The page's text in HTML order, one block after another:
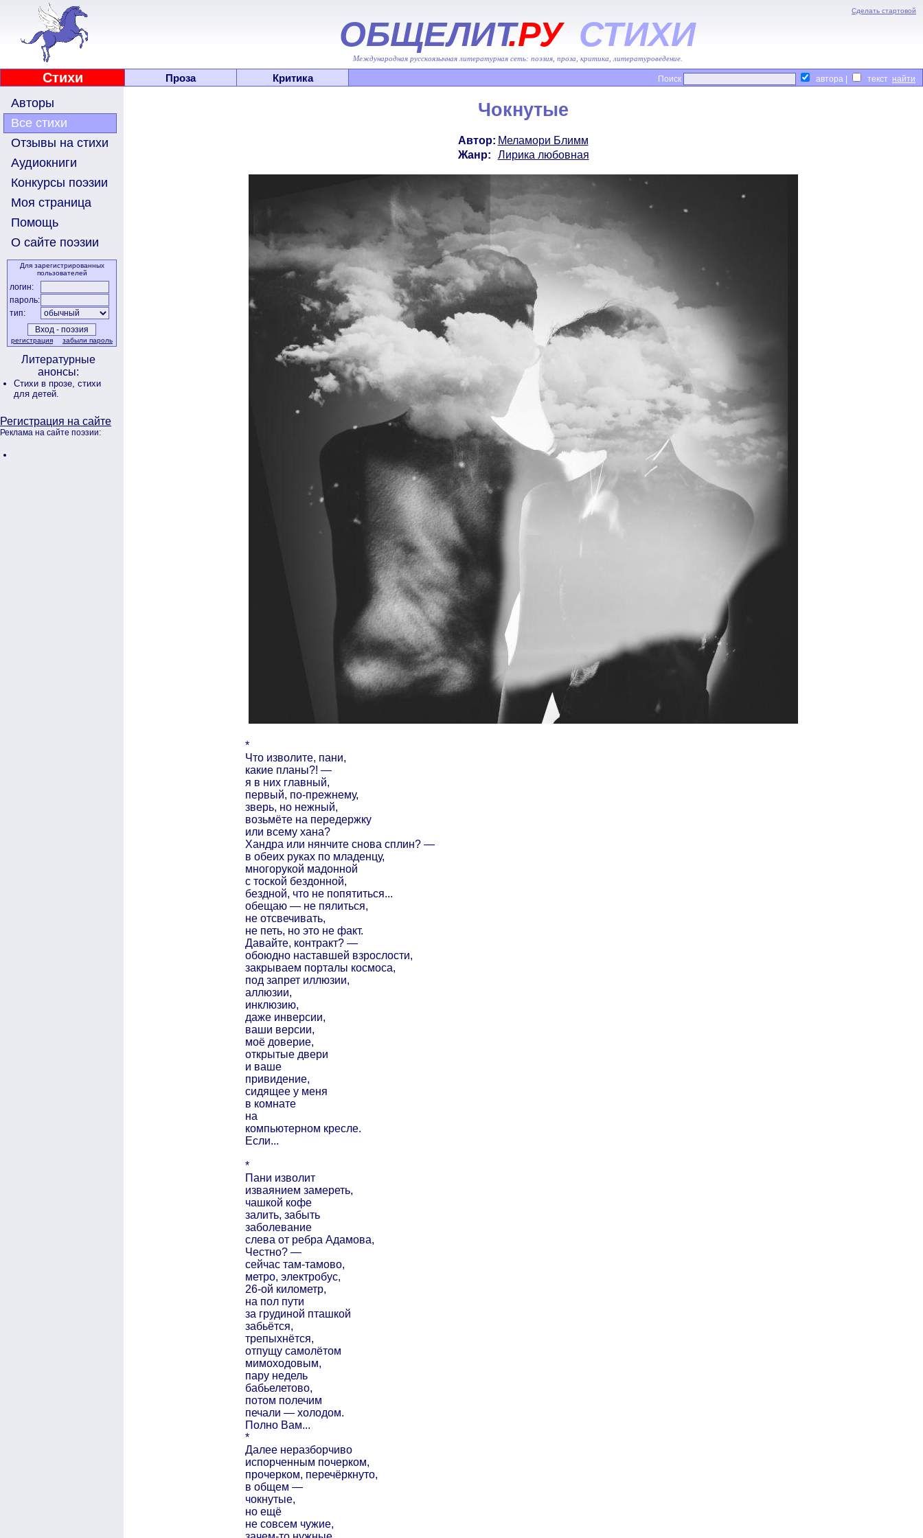
Сделать стартовой
ОБЩЕЛИТ.РУ СТИХИ
Международная русскоязычная литературная сеть: поэзия, проза, критика, литературоведение.
Стихи Проза Критика Поиск автора | текст
Авторы
Все стихи
Отзывы на стихи
Аудиокниги
Конкурсы поэзии
Моя страница
Помощь
О сайте поэзии
Для зарегистрированных
пользователей
логин:
пароль:
тип:
регистрация забыли пароль
Литературные
анонсы:
Стихи в прозе, стихи
для детей.
Регистрация на сайте
Реклама на сайте поэзии:
Чокнутые
Автор: Меламори Блимм
Жанр:
Лирика любовная
*
Что изволите, пани,
какие планы?! —
я в них главный,
первый, по-прежнему,
зверь, но нежный,
возьмёте на передержку
или всему хана?
Хандра или нянчите снова сплин? —
в обеих руках по младенцу,
многорукой мадонной
с тоской бездонной,
бездной, что не попятиться...
обещаю — не пялиться,
не отсвечивать,
не петь, но это не факт.
Давайте, контракт? —
обоюдно наставшей взрослости,
закрываем порталы космоса,
под запрет иллюзии,
аллюзии,
инклюзию,
даже инверсии,
ваши версии,
моё доверие,
открытые двери
и ваше
привидение,
сидящее у меня
в комнате
на
компьютерном кресле.
Если...
*
Пани изволит
изваянием замереть,
чашкой кофе
залить, забыть
заболевание
слева от ребра Адамова,
Честно? —
сейчас там-тамово,
метро, электробус,
26-ой километр,
на пол пути
за грудиной пташкой
забьётся,
трепыхнётся,
отпущу самолётом
мимоходовым,
пару недель
бабьелетово,
потом полечим
печали — холодом.
Полно Вам...
*
Далее неразборчиво
испорченным почерком,
прочерком, перечёркнуто,
в общем —
чокнутые,
но ещё
не совсем чужие,